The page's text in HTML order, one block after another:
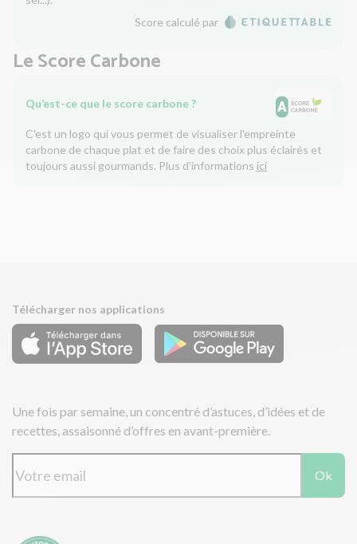
Score calculé par
Le Score Carbone
Qu’est-ce que le score carbone ?
C'est un logo qui vous permet de visualiser l’empreinte
carbone de chaque plat et de faire des choix plus éclairés et
toujours aussi gourmands. Plus d'informations ici
Télécharger nos applications
Une fois par semaine, un concentré d’astuces, d’idées et de
recettes, assaisonné d’offres en avant-première.
Ok